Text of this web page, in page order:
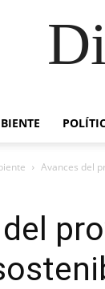
Avances del